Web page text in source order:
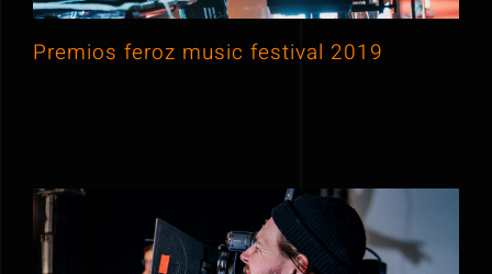
Premios feroz music festival 2019